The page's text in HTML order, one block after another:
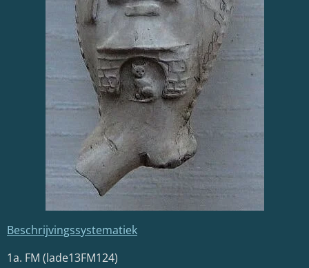
Beschrijvingssystematiek
1a. FM (lade13FM124)